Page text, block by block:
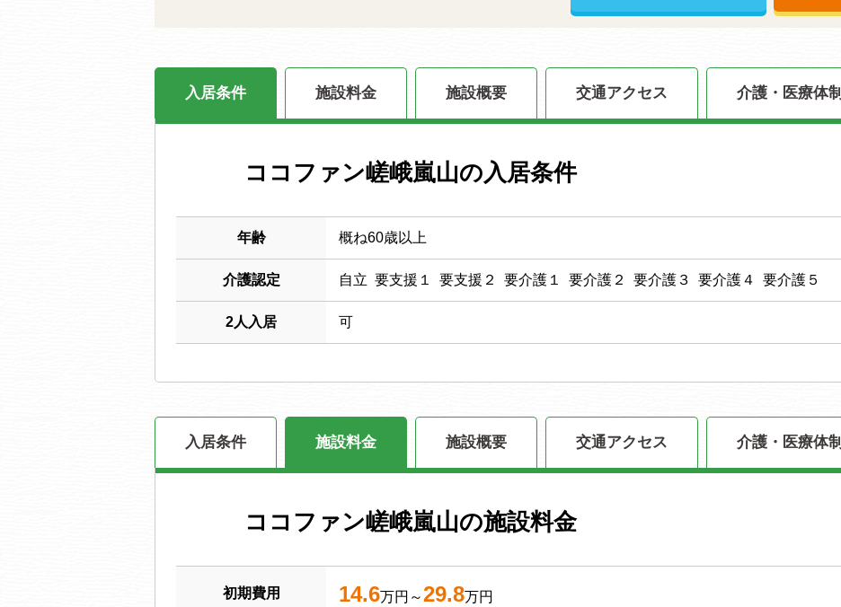
入居条件 施設料金 施設概要 交通アクセス 介護・医療体制
ココファン嵯峨嵐山の入居条件
年齢 概ね60歳以上
介護認定 自立 要支援１ 要支援２ 要介護１ 要介護２ 要介護３ 要介護４ 要介護５
2人入居 可
入居条件 施設料金 施設概要 交通アクセス 介護・医療体制
ココファン嵯峨嵐山の施設料金
初期費用 14.6万円～29.8万円